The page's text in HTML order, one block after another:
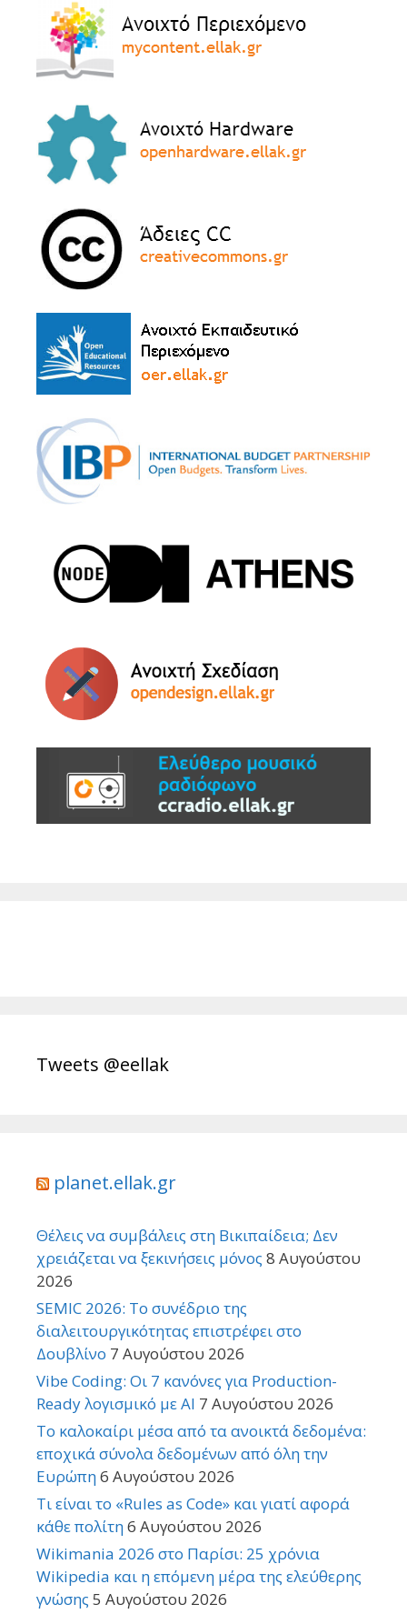
Tweets @eellak
planet.ellak.gr
Θέλεις να συμβάλεις στη Βικιπαίδεια; Δεν
χρειάζεται να ξεκινήσεις μόνος 8 Αυγούστου
2026
SEMIC 2026: Το συνέδριο της
διαλειτουργικότητας επιστρέφει στο
Δουβλίνο 7 Αυγούστου 2026
Vibe Coding: Οι 7 κανόνες για Production-
Ready λογισμικό με AI 7 Αυγούστου 2026
Το καλοκαίρι μέσα από τα ανοικτά δεδομένα:
εποχικά σύνολα δεδομένων από όλη την
Ευρώπη6 Αυγούστου 2026
Τι είναι το «Rules as Code» και γιατί αφορά
κάθε πολίτη6 Αυγούστου 2026
Wikimania 2026 στο Παρίσι: 25 χρόνια
Wikipedia και η επόμενη μέρα της ελεύθερης
γνώσης 5 Αυγούστου 2026